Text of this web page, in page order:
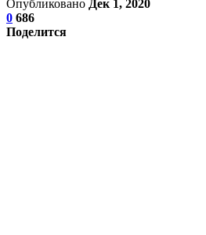
Опубликовано Дек 1, 2020
0 686
Поделится